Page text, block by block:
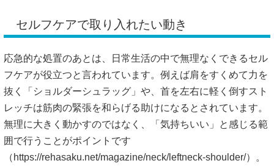
セルフケアで取り入れたい動き
応急的な処置のあとは、日常生活の中で無理なくできるセル
フケアが役立つと言われています。例えば肩をすくめて力を
抜く「ショルダーシュラッグ」や、首を左右に軽く倒すスト
レッチは筋肉の緊張を和らげる助けになるとされています。
無理に大きく動かすのではなく、「気持ちいい」と感じる範
囲で行うことがポイントです
（ https://rehasaku.net/magazine/neck/leftneck-shoulder/）。